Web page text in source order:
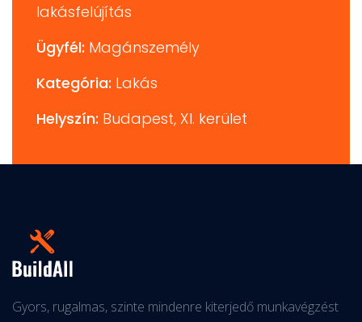
lakásfelújítás
Ügyfél: Magánszemély
Kategória: Lakás
Helyszín: Budapest, XI. kerület
Gyors, rugalmas, szinte mindenre kiterjedő munkavégzést